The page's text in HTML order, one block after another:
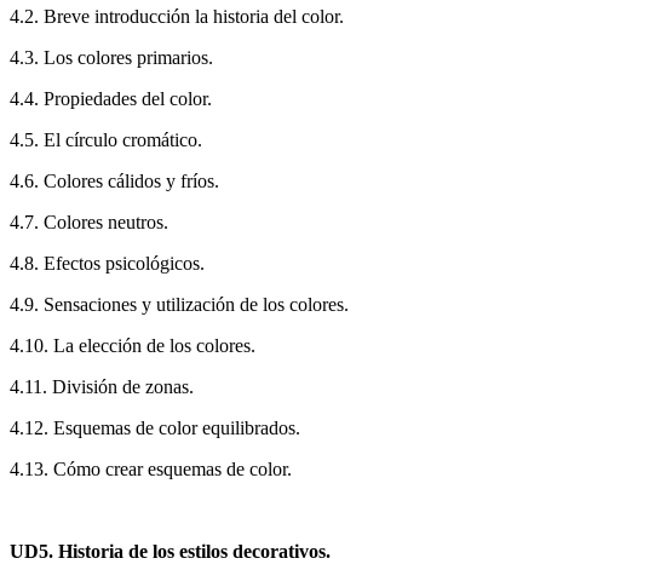
4.2. Breve introducción la historia del color.
4.3. Los colores primarios.
4.4. Propiedades del color.
4.5. El círculo cromático.
4.6. Colores cálidos y fríos.
4.7. Colores neutros.
4.8. Efectos psicológicos.
4.9. Sensaciones y utilización de los colores.
4.10. La elección de los colores.
4.11. División de zonas.
4.12. Esquemas de color equilibrados.
4.13. Cómo crear esquemas de color.
UD5. Historia de los estilos decorativos.